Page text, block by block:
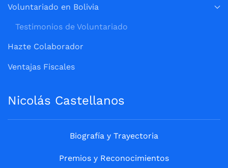
Voluntariado en Bolivia
Testimonios de Voluntariado
Hazte Colaborador
Ventajas Fiscales
Nicolás Castellanos
Biografía y Trayectoria
Premios y Reconocimientos